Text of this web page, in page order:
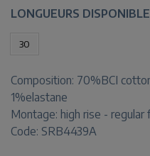
LONGUEURS
30
Composition: 70%BCI
1%elastane
Montage: high rise -
Code: SRB4439A